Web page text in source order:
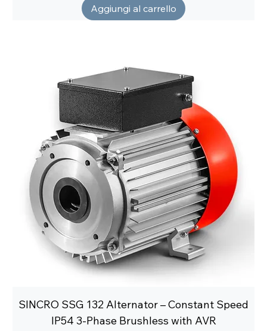
Aggiungi al carrello
SINCRO SSG 132 Alternator – Constant Speed
IP54 3-Phase Brushless with AVR